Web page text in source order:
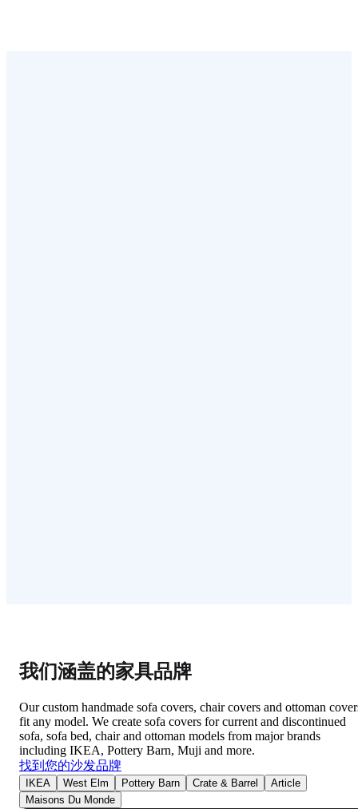
我们涵盖的家具品牌
Our custom handmade sofa covers, chair covers and ottoman
fit any model. We create sofa covers for current and discontinued
sofa, sofa bed, chair and ottoman models from major brands
including IKEA, Pottery Barn, Muji and more.
找到您的沙发品牌
IKEA West Elm Pottery Barn Crate & Barrel
Article
Maisons Du Monde